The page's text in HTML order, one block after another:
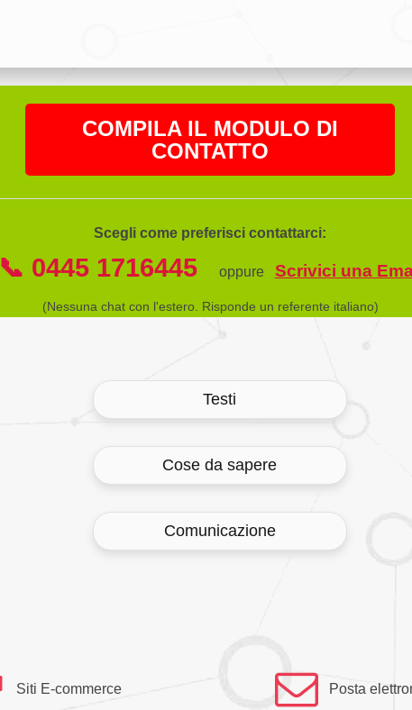
COMPILA IL MODULO DI
CONTATTO
Scegli come preferisci contattarci:
📞 0445 1716445 oppure Scrivici una
(Nessuna chat con l'estero. Risponde un referente italiano)
Testi
Cose da sapere
Comunicazione
Siti E-commerce Posta